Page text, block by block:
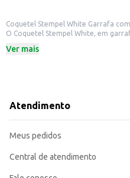
Coquetel Stempel White Garrafa
O Coquetel Stempel White, em
Dicas de uso:
O Coquetel Stempel White oferece
armazenamento, tornando-o uma
Marca: Stempel
Categoria: Coquetel de vinho
EAN: 7896741702586
Ver mais
Atendimento
Meus pedidos
Central de atendimento